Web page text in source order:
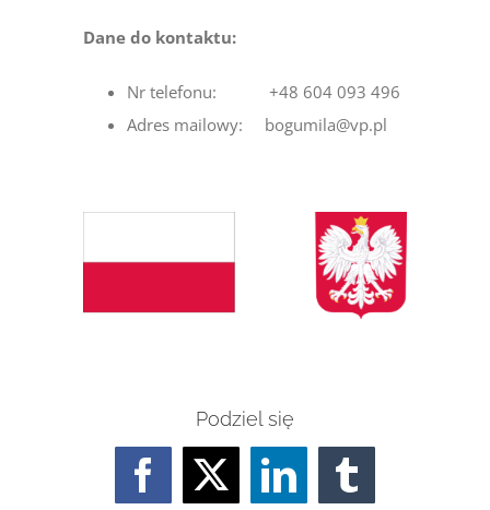
Dane do kontaktu:
Nr telefonu: +48 604 093 496
Adres mailowy: bogumila@vp.pl
Podziel się
Facebook
TwitterLinkedInTumblr